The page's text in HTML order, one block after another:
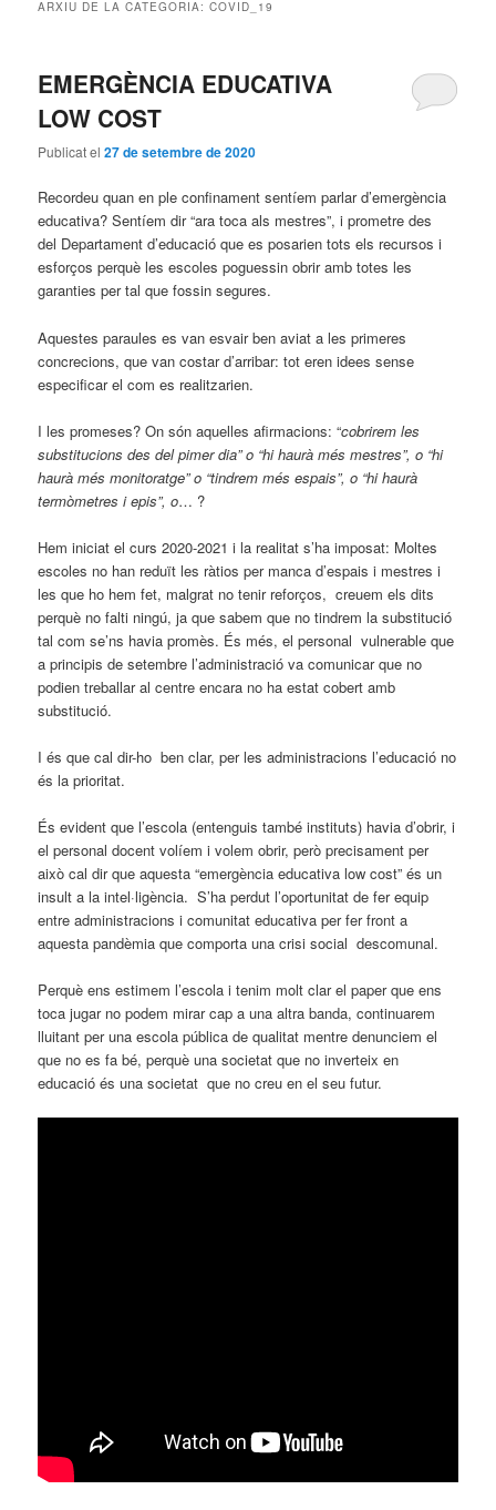
ARXIU DE LA CATEGORIA:COVID_19
EMERGÈNCIA EDUCATIVA
LOW COST
Publicat el27 de setembre de 2020
Recordeu quan en ple confinament sentíem parlar d’emergència
educativa? Sentíem dir “ara toca als mestres”, i prometre des
del Departament d’educació que es posarien tots els recursos i
esforços perquè les escoles poguessin obrir amb totes les
garanties per tal que fossin segures.
Aquestes paraules es van esvair ben aviat a les primeres
concrecions, que van costar d’arribar: tot eren idees sense
especificar el com es realitzarien.
I les promeses? On són aquelles afirmacions: “cobrirem les
substitucions des del pimer dia” o “hi haurà més mestres”, o “hi
haurà més monitoratge” o “tindrem més espais”, o “hi haurà
termòmetres i epis”, o… ?
Hem iniciat el curs 2020-2021 i la realitat s’ha imposat: Moltes
escoles no han reduït les ràtios per manca d’espais i mestres i
les que ho hem fet, malgrat no tenir reforços, creuem els dits
perquè no falti ningú, ja que sabem que no tindrem la substitució
tal com se’ns havia promès. És més, el personal vulnerable que
a principis de setembre l’administració va comunicar que no
podien treballar al centre encara no ha estat cobert amb
substitució.
I és que cal dir-ho ben clar, per les administracions l’educació no
és la prioritat.
És evident que l’escola (entenguis també instituts) havia d’obrir, i
el personal docent volíem i volem obrir, però precisament per
això cal dir que aquesta “emergència educativa low cost” és un
insult a la intel·ligència. S’ha perdut l’oportunitat de fer equip
entre administracions i comunitat educativa per fer front a
aquesta pandèmia que comporta una crisi social descomunal.
Perquè ens estimem l’escola i tenim molt clar el paper que ens
toca jugar no podem mirar cap a una altra banda, continuarem
lluitant per una escola pública de qualitat mentre denunciem el
que no es fa bé, perquè una societat que no inverteix en
educació és una societat que no creu en el seu futur.